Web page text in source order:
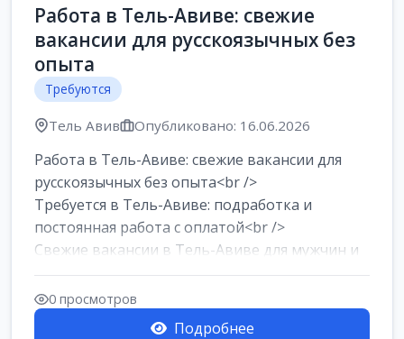
Работа в Тель-Авиве: свежие
вакансии для русскоязычных без
опыта
Требуются
Тель Авив Опубликовано: 16.06.2026
Работа в Тель-Авиве: свежие вакансии для
русскоязычных без опыта<br />
Требуется в Тель-Авиве: подработка и
постоянная работа с оплатой<br />
Свежие вакансии в Тель-Авиве для мужчин и
женщин от хозя...
0 просмотров
Подробнее